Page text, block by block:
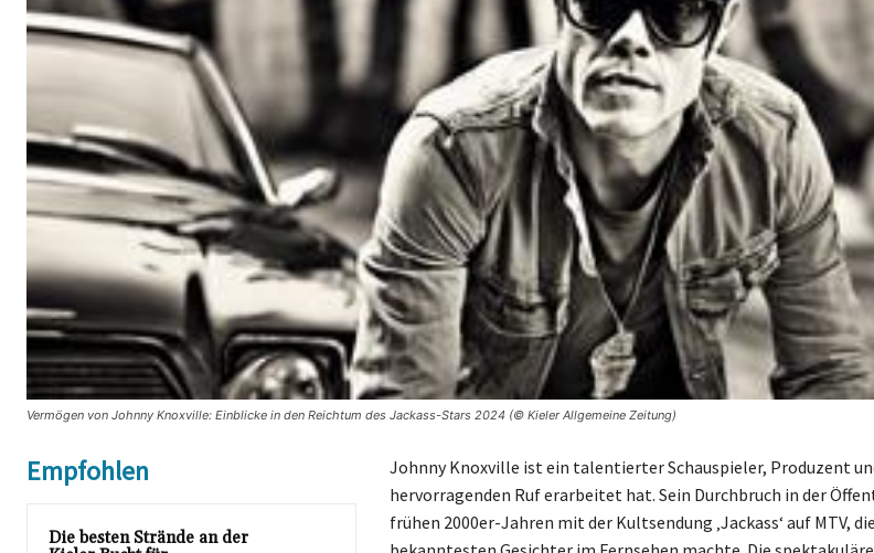
Vermögen von Johnny Knoxville: Einblicke in den Reichtum des Jackass-Stars 2024 (© Kieler Allgemeine Zeitung)
Empfohlen
Die besten Strände an der
Johnny Knoxville ist ein talentierter Schauspieler, Produzent
hervorragenden Ruf erarbeitet hat. Sein Durchbruch in der
frühen 2000er-Jahren mit der Kultsendung ‚Jackass‘ auf MTV,